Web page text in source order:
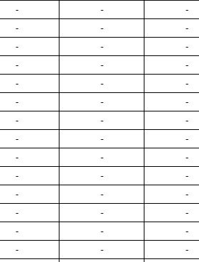
- -
-
- -
-
- -
-
- -
-
- -
-
- -
-
- -
-
- -
-
- -
-
- -
-
- -
-
- -
-
- -
-
- -
-